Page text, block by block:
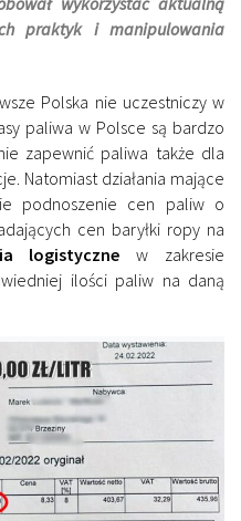
praktyk i manipulowania
Polska nie uczestniczy w
paliwa w Polsce są bardzo
zapewnić paliwa także dla
Natomiast działania mające
podnoszenie cen paliw o
cen baryłki ropy na
logistyczne w zakresie
ilości paliw na daną